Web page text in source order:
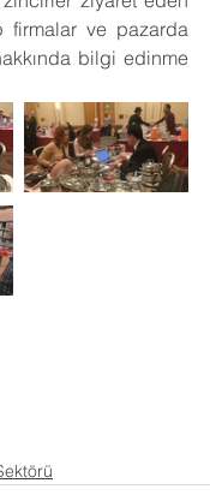
firmalar ve pazarda
bilgi edinme